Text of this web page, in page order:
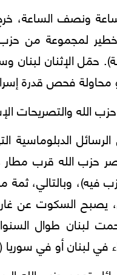
ونصف الساعة، خرج
لمجموعة من حزب
حمّل الإثنان
محاولة فحص قدرة
الله والتصريحات
الدبلوماسية
حزب الله قرب
فيه)، وبالتالي،
يصبح السكوت عن
حمت لبنان طوال
في لبنان أو في سوريا